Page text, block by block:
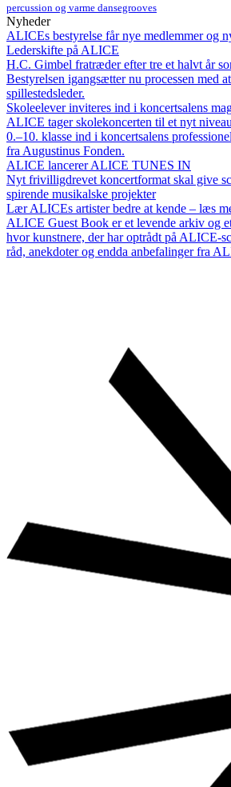
percussion og varme dansegrooves
Nyheder
ALICEs bestyrelse får nye medlemmer og
Lederskifte på ALICE
H.C. Gimbel fratræder efter tre et halvt år
Bestyrelsen igangsætter nu processen med
spillestedsleder.
Skoleelever inviteres ind i koncertsalens
ALICE tager skolekoncerten til et nyt
0.–10. klasse ind i koncertsalens
fra Augustinus Fonden.
ALICE lancerer ALICE TUNES IN
Nyt frivilligdrevet koncertformat skal give
spirende musikalske projekter
Lær ALICEs artister bedre at kende – læs
ALICE Guest Book er et levende arkiv og
hvor kunstnere, der har optrådt på ALICE-
råd, anekdoter og endda anbefalinger fra